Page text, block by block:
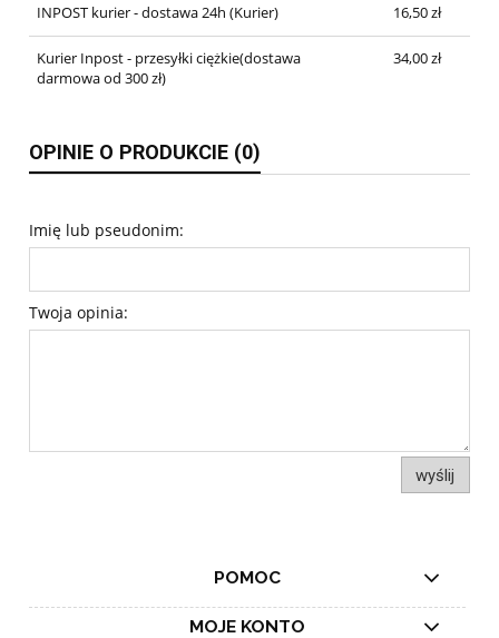
INPOST kurier - dostawa 24h (Kurier) 16,50 zł
Kurier Inpost - przesyłki ciężkie(dostawa
darmowa od 300 zł)
34,00 zł
OPINIE O PRODUKCIE (0)
Imię lub pseudonim:
Twoja opinia:
wyślij
POMOC
MOJE KONTO